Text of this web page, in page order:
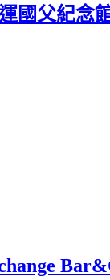
國父紀念